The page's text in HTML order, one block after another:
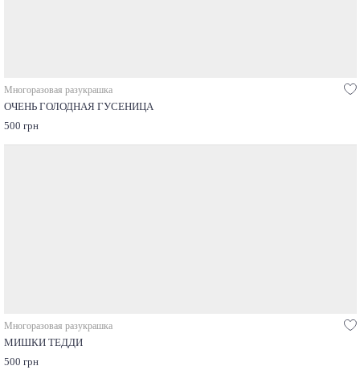
Многоразовая разукрашка
ОЧЕНЬ ГОЛОДНАЯ ГУСЕНИЦА
500 грн
Многоразовая разукрашка
МИШКИ ТЕДДИ
500 грн